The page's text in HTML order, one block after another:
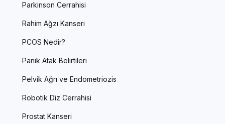
Parkinson Cerrahisi
Rahim Ağzı Kanseri
PCOS Nedir?
Panik Atak Belirtileri
Pelvik Ağrı ve Endometriozis
Robotik Diz Cerrahisi
Prostat Kanseri